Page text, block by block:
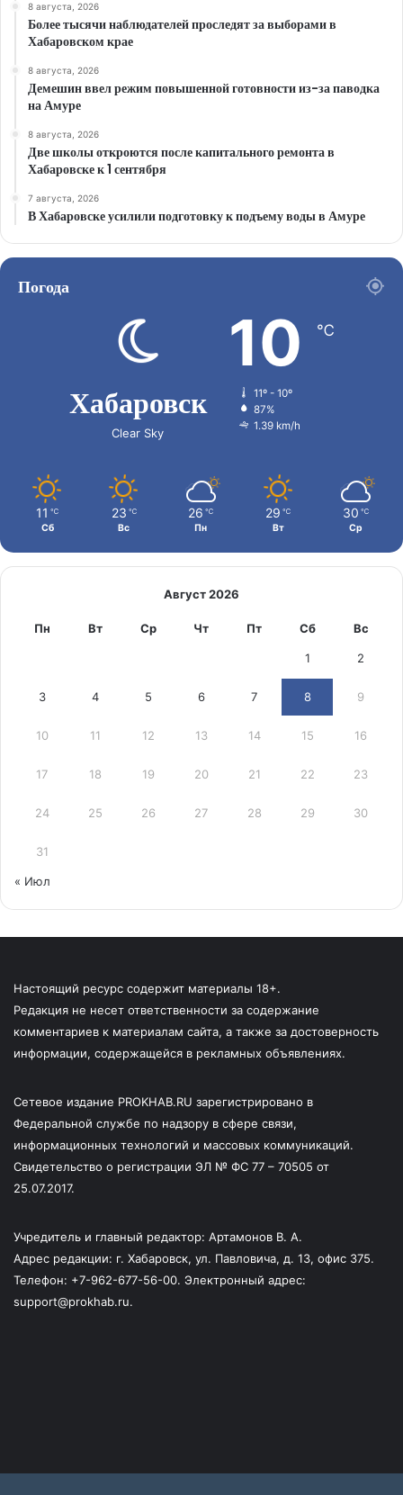
8 августа, 2026
Более тысячи наблюдателей проследят за выборами в
Хабаровском крае
8 августа, 2026
Демешин ввел режим повышенной готовности из-за паводка
на Амуре
8 августа, 2026
Две школы откроются после капитального ремонта в
Хабаровске к 1 сентября
7 августа, 2026
В Хабаровске усилили подготовку к подъему воды в Амуре
Погода
Хабаровск
Clear Sky
10 ℃
11º - 10º
87%
1.39 km/h
11 ℃
Сб
23 ℃
Вс
26 ℃
Пн
29 ℃
Вт
30 ℃
Ср
Август 2026
Пн Вт Ср Чт Пт Сб Вс
1 2
3 4 5 6 7 8 9
10 11 12 13 14 15 16
17 18 19 20 21 22 23
24 25 26 27 28 29 30
31
« Июл
Настоящий ресурс содержит материалы 18+.
Редакция не несет ответственности за содержание
комментариев к материалам сайта, а также за достоверность
информации, содержащейся в рекламных объявлениях.
Сетевое издание PROKHAB.RU зарегистрировано в
Федеральной службе по надзору в сфере связи,
информационных технологий и массовых коммуникаций.
Свидетельство о регистрации ЭЛ № ФС 77 – 70505 от
25.07.2017.
Учредитель и главный редактор: Артамонов В. А.
Адрес редакции: г. Хабаровск, ул. Павловича, д. 13, офис 375.
Телефон: +7-962-677-56-00. Электронный адрес:
support@prokhab.ru.